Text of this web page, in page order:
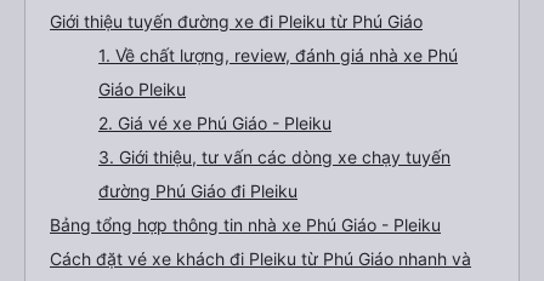
Giới thiệu tuyến đường xe đi Pleiku từ Phú Giáo
1. Về chất lượng, review, đánh giá nhà xe Phú
Giáo Pleiku
2. Giá vé xe Phú Giáo - Pleiku
3. Giới thiệu, tư vấn các dòng xe chạy tuyến
đường Phú Giáo đi Pleiku
Bảng tổng hợp thông tin nhà xe Phú Giáo - Pleiku
Cách đặt vé xe khách đi Pleiku từ Phú Giáo nhanh và